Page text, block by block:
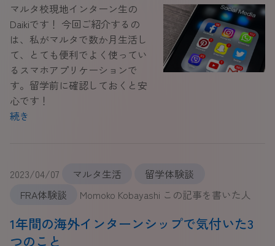
マルタ校現地インターン生の
Daikiです！ 今回ご紹介するの
は、私がマルタで数か月生活し
て、とても便利でよく使ってい
るスマホアプリケーションで
す。留学前に確認しておくと安
心です！
続き
2023/04/07 マルタ生活
留学体験談
FRA体験談
Momoko Kobayashi この記事を書いた人
1年間の海外インターンシップで気付いた3
つのこと